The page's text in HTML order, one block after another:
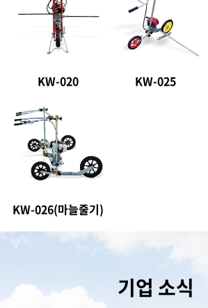
KW-020 KW-025
KW-026(마늘줄기)
기업 소식